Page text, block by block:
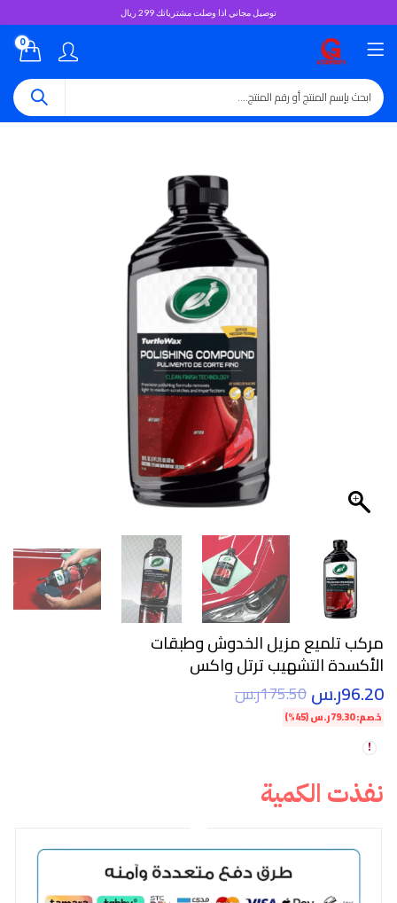
توصيل مجاني اذا وصلت مشترياتك 299 ريال
0
مركب تلميع مزيل الخدوش وطبقات
الأكسدة التشهيب ترتل واكس
96.20ر.س175.50ر.س
خصم:79.30ر.س(45%)
نفذت الكمية